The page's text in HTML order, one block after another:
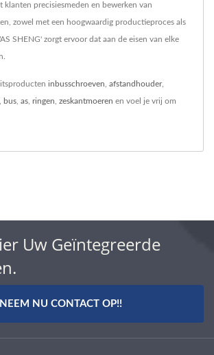
klanten precisiesmeden en bewerken van
zowel met een hoogwaardig productieproces als
SHENG' zorgt ervoor dat aan de eisen van elke
inbusschroeven afstandhouder,
bus as ringen zeskantmoeren en voel je vrij om
Uw Geïntegreerde
NEEM NU CONTACT OP!!